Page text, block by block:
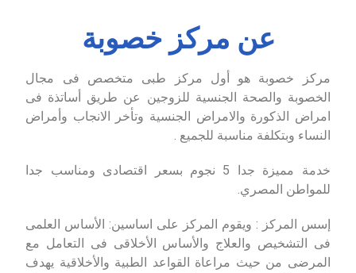
عن مركز خصوبة
مركز خصوبة هو أول مركز طبى متخصص فى مجال
الخصوبة والصحة الجنسية للزوجين عن طريق أساتذة فى
امراض الذكورة والامراض الجنسية وتأخر الانجاب وأمراض
النساء وبتكلفة مناسبة للجميع .
خدمة مميزة جدا 5 نجوم بسعر اقتصادى ومناسب جدا
للمواطن المصري.
إسس المركز : ويقوم المركز على اساسين: الأساس العلمى
فى التشخيص والعلاج والأساس الأخلاقى فى التعامل مع
المرضى من حيث مراعاة القواعد الطبية والأخلاقية يهدف